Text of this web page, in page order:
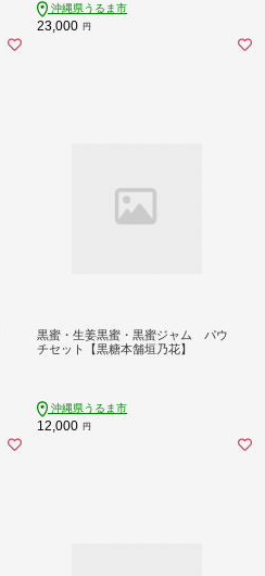
沖縄県うるま市
23,000 円
黒蜜・生姜黒蜜・黒蜜ジャム パウ
チセット【黒糖本舗垣乃花】
沖縄県うるま市
12,000 円